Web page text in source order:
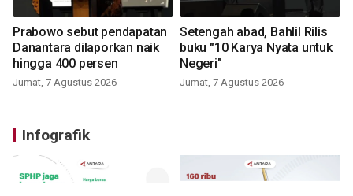
Prabowo sebut pendapatan
Danantara dilaporkan naik
hingga 400 persen
Jumat, 7 Agustus 2026
Setengah abad, Bahlil Rilis
buku "10 Karya Nyata untuk
Negeri"
Jumat, 7 Agustus 2026
Infografik